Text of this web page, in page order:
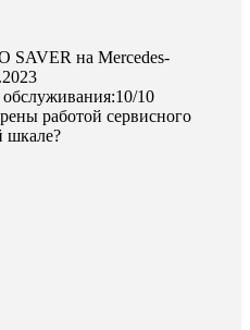
SAVER на Mercedes-
обслуживания:10/10
работой сервисного
шкале?